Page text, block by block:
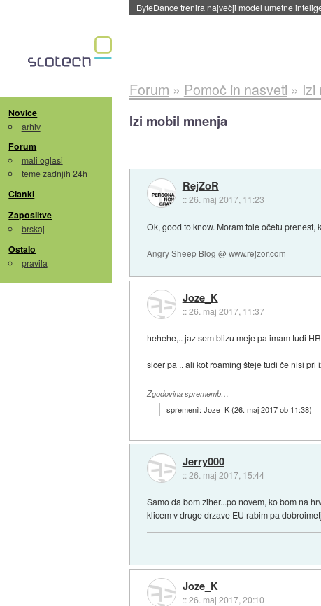
ByteDance trenira največji model umetne
Novice
arhiv
Forum
mali oglasi
teme zadnjih 24h
Članki
Zaposlitve
brskaj
Ostalo
pravila
Forum » Pomoč in nasveti » Izi
Izi mobil mnenja
RejZoR
::26. maj 2017, 11:23
Ok, good to know. Moram tole očetu
Angry Sheep Blog @ www.rejzor.com
Joze_K
::26. maj 2017, 11:37
hehehe,.. jaz sem blizu meje pa imam tudi
sicer pa .. ali kot roaming šteje tudi če nisi
Zgodovina sprememb…
spremenil:Joze_K(26. maj 2017 ob 11:38)
Jerry000
::26. maj 2017, 15:44
Samo da bom ziher...po novem, ko bom na
klicem v druge drzave EU rabim pa
Joze_K
::26. maj 2017, 20:10